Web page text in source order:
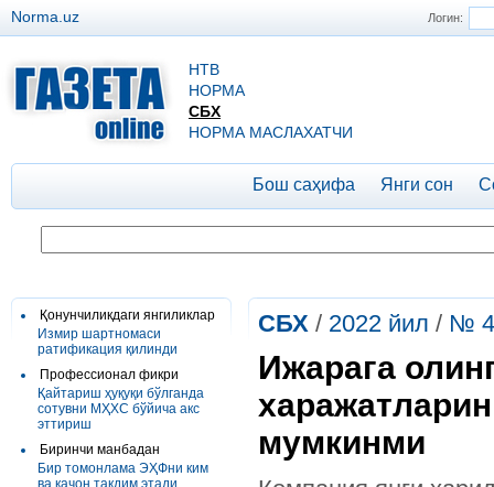
Логин:
Norma.uz
НТВ
НОРМА
СБХ
НОРМА МАСЛАХАТЧИ
Бош саҳифа Янги сон
Қонунчиликдаги янгиликлар
Измир шартномаси
ратификация қилинди
Профессионал фикри
Қайтариш ҳуқуқи бўлганда
сотувни МҲХС бўйича акс
эттириш
Биринчи манбадан
Бир томонлама ЭҲФни ким
ва қачон тақдим этади
СБХ / 2022 йил / №
Ижарага
мумкинми